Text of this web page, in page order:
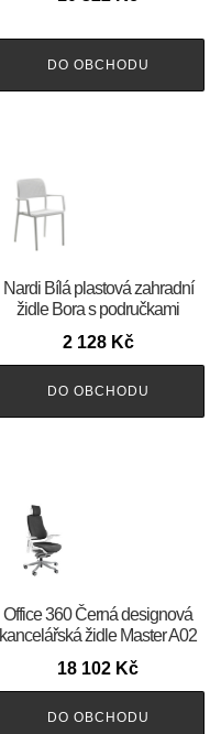
DO OBCHODU
Nardi Bílá plastová zahradní
židle Bora s područkami
2 128 Kč
DO OBCHODU
Office 360 Černá designová
kancelářská židle Master A02
18 102 Kč
DO OBCHODU